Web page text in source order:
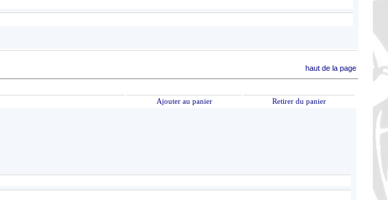
haut de la page
Ajouter au panier Retirer du panier